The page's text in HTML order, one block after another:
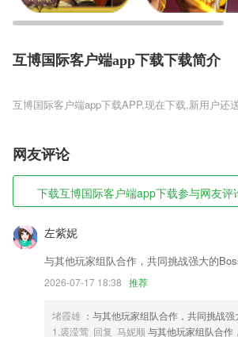
互博国际客户端app下载下载简介
互博国际客户端app下载
互博国际客户端app下载是一款全新设计的射击
们将在游戏中感受最真实的军事战争竞技，你需
丰富精彩的战斗任务，玩家将靠自己的努力寻找
装备，让自己可以快速的获得战斗力，在激烈而
对手，夺取最终的胜利，收获胜利的喜悦。
1,同时针对最全的教育信息和重要性及时的了解；
2,支持的语言：简体中文、英语、法语、德语、
西班牙语、泰语、阿拉伯语、葡萄牙语、意大利语
4,【正版漫画，种类齐全任你挑选】
网友评论
下载互博国际客户端app下载参与网友评
左紫妮
与其他玩家组队合作，共同挑战强大的
2026-07-17 18:38 推荐
堵霞雄 ：与其他玩家组队合作，共同挑战
1.裘滢莺 回复 马妮顺 与其他玩家组队合作